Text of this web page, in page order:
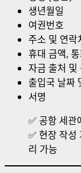
생년월일
여권번호
주소 및 연락
휴대 금액,
자금 출처 및
출입국 날짜
서명
✅ 공항 세관
✅ 현장 작성
리 가능